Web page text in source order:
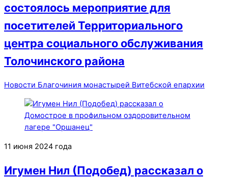
состоялось мероприятие для
посетителей Территориального
центра социального обслуживания
Толочинского района
Новости Благочиния монастырей Витебской епархии
11 июня 2024 года
Игумен Нил (Подобед) рассказал о